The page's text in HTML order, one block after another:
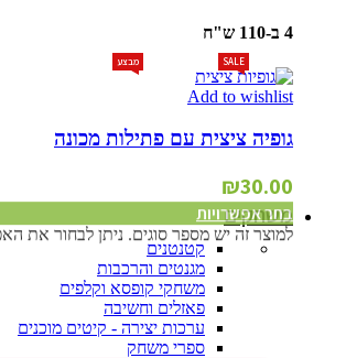
4 ב-110 ש"ח
Add to wishlist
בחר אפשרויות
למוצר זה יש מספר סוגים. ניתן לבחור את
גופיה ציצית עם פתילות מכונה
₪30.00
משחקים
קטנטנים
מגנטים והרכבות
משחקי קופסא וקלפים
פאזלים וחשיבה
ערכות יצירה - קיטים מוכנים
ספרי משחק
מבצע SALE